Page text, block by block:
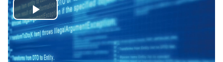
Play
Video